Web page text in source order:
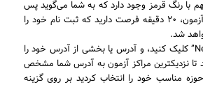
با رنگ قرمز وجود دارد که به شما می‌گوید پس
از انتخاب تاریخ و مرکز آزمون، ۲۰ دقیقه فرصت دارید که ثبت نام خود را
شد.
سپس بر روی دکمه “Next” کلیک کنید، و آدرس یا بخشی از آدرس خود را
تا نزدیکترین مراکز آزمون به آدرس شما مشخص
مناسب خود را انتخاب کردید بر روی گزینه